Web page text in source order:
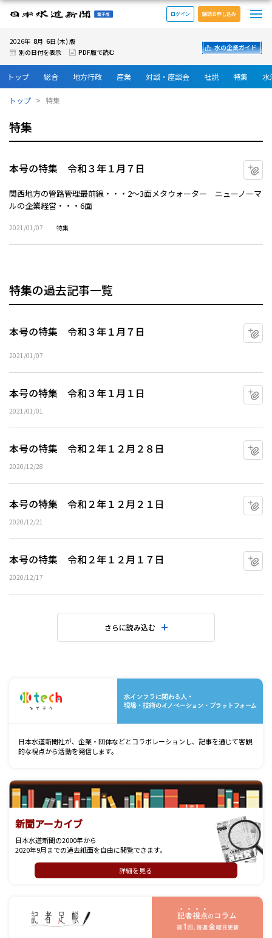
日本水道新聞 電子版
ログイン 購読お申し込み
2026年 8月 6日 (木) 版
別の日付を表示
PDF版で読む
水の企業ガイド
トップ 総合 地方行政 産業 対談・座談会 社説 特集 水
トップ 特集
特集
本号の特集 令和３年１月７日
関西地方の管路管理最前線・・・2～3面メタウォーター ニューノーマ
ルの企業経営・・・6面
2021/01/07 特集
特集の過去記事一覧
本号の特集 令和３年１月７日
2021/01/07
本号の特集 令和３年１月１日
2021/01/01
本号の特集 令和２年１２月２８日
2020/12/28
本号の特集 令和２年１２月２１日
2020/12/21
本号の特集 令和２年１２月１７日
2020/12/17
さらに読み込む
日本水道新聞社が、企業・団体などとコラボレーションし、記事を通じて客観
的な視点から活動を発信します。
新聞アーカイブ
日本水道新聞の2000年から
2020年9月までの過去紙面を自由に閲覧できます。
詳細を見る